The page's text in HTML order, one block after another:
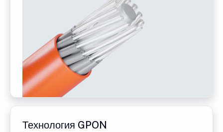
Технология GPON